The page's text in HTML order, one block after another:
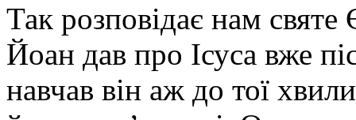
Так розповідає нам святе
Йоан дав про Ісуса вже
навчав він аж до тої